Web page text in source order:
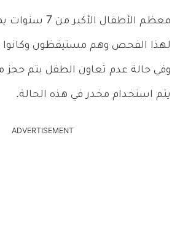
معظم الأطفال
لهذا الفحص وهم مستيقظون وكانوا
وفي حالة عدم تعاون الطفل يتم حجز
يتم استخدام مخدر في هذه الحالة.
ADVERTISEMENT